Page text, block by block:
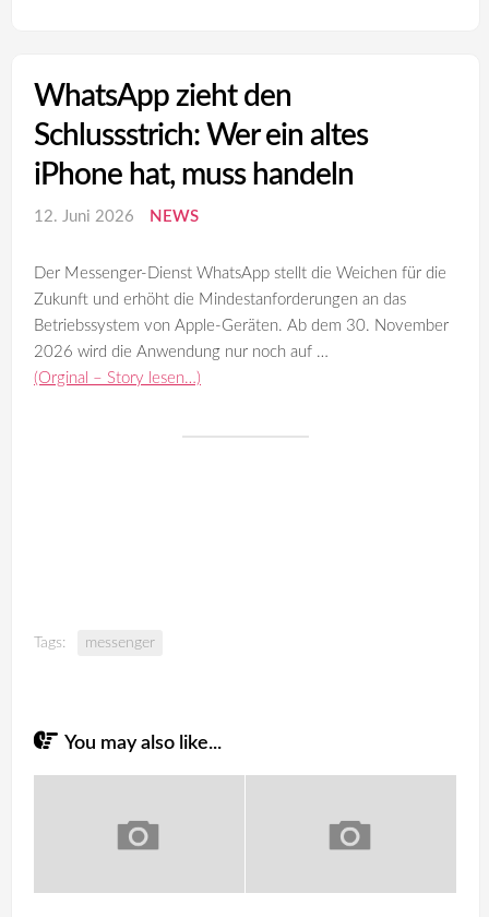
WhatsApp zieht den
Schlussstrich: Wer ein altes
iPhone hat, muss handeln
12. Juni 2026 NEWS
Der Messenger-Dienst WhatsApp stellt die Weichen für die
Zukunft und erhöht die Mindestanforderungen an das
Betriebssystem von Apple-Geräten. Ab dem 30. November
2026 wird die Anwendung nur noch auf …
(Orginal – Story lesen…)
Tags: messenger
You may also like...